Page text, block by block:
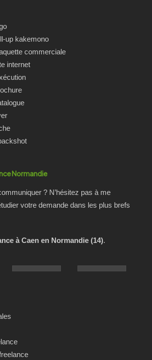
up kakemono
commerciale
internet
Normandie
? N’hésitez pas à me
votre demande dans les plus brefs
à Caen en Normandie (14).